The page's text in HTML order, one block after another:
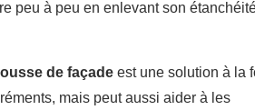
peu à peu en enlevant son
de façade est une solution à la
mais peut aussi aider à les